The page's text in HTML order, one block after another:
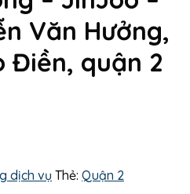
Văn Hưởng,
Điền, quận 2
dịch vụ Thẻ: Quận 2